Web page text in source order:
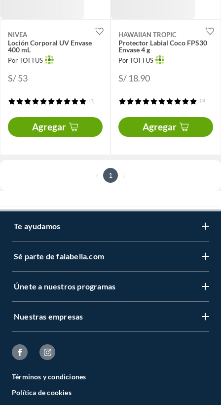
NIVEA
Loción Corporal UV Envase
400 mL
Por TOTTUS
S/ 53
(1)
Agregar
HAWAIIAN TROPIC
Protector Labial Coco FPS30
Envase 4 g
Por TOTTUS
S/ 18.90
(3)
Agregar
1
Te ayudamos
Sé parte de falabella.com
Únete a nuestros programas
Nuestras empresas
Términos y condiciones
Política de cookies